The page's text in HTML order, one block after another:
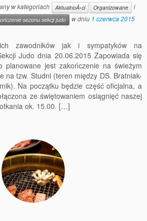
w kategoriach AktualnoÅ›ci Organizowane
i
sezonu sekcji judo w dniu 1 czerwca 2015
zawodników jak i sympatyków na
Judo dnia 20.06.2015 Zapowiada się
planowane jest zakończenie na świeżym
na tzw. Studni (teren między DS. Bratniak-
Na początku będzie część oficjalna, a
ze świętowaniem osiągnięć naszej
ok. 15.00. […]